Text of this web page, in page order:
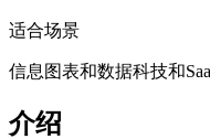
适合场景
信息图表和数据科技和
介绍